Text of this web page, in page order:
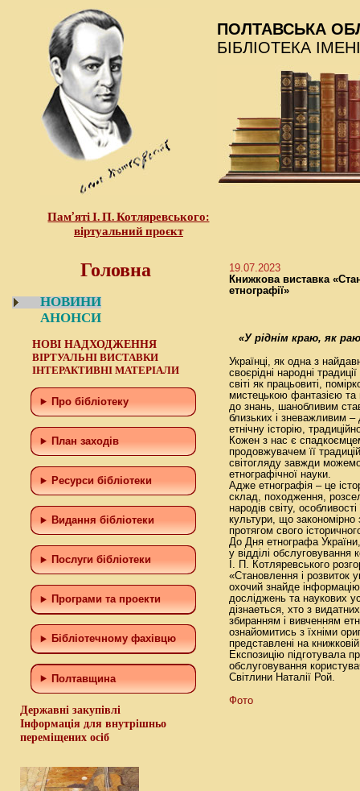
Пам’яті І. П. Котляревського:
віртуальний проєкт
ПОЛТАВСЬКА
БІБЛІОТЕКА
Головна
НОВИНИ
АНОНСИ
НОВІ НАДХОДЖЕННЯ
ВІРТУАЛЬНІ ВИСТАВКИ
ІНТЕРАКТИВНІ МАТЕРІАЛИ
Про бібліотеку
План заходів
Ресурси бібліотеки
Видання бібліотеки
Послуги бібліотеки
Програми та проекти
Бiблiотечному фахiвцю
Полтавщина
Державні закупівлі
Інформація для внутрішньо
переміщених осіб
19.07.2023
Книжкова виставка
етнографії»
«У ріднім краю, як
Українці, як одна з
своєрідні народні
світі як працьовиті,
мистецькою фантазією
до знань, шанобливим
близьких і зневажливим
етнічну історію,
Кожен з нас є
продовжувачем її
світогляду завжди
етнографічної науки.
Адже етнографія – це
склад, походження,
народів світу,
культури, що закономірно
протягом свого
До Дня етнографа
у відділі обслуговування
І. П. Котляревського
«Становлення і розвиток
охочий знайде
досліджень та наукових
дізнаеться, хто з
збиранням і вивченням
ознайомитись з їхніми
представлені на
Експозицію підготувала
обслуговування
Світлини Наталії Рой.
Фото